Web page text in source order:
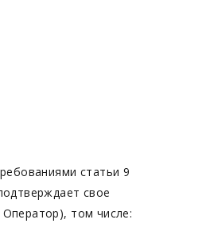
статьи 9
свое
том числе: